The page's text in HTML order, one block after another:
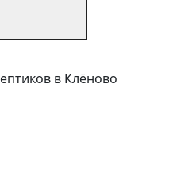
в Клёново